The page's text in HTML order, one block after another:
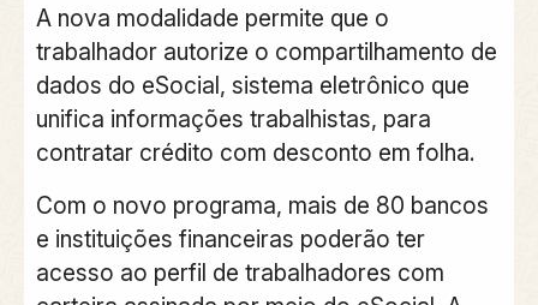
A nova modalidade permite que o
trabalhador autorize o compartilhamento de
dados do eSocial, sistema eletrônico que
unifica informações trabalhistas, para
contratar crédito com desconto em folha.
Com o novo programa, mais de 80 bancos
e instituições financeiras poderão ter
acesso ao perfil de trabalhadores com